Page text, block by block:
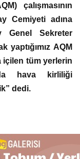
çalışmasının
Cemiyeti adına
Genel Sekreter
yaptığımız AQM
içilen tüm yerlerin
hava kirliliği
dedi.